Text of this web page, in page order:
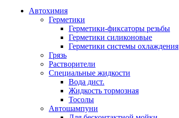
Автохимия
Герметики
Герметики-фиксаторы резьбы
Герметики силиконовые
Герметики системы охлаждения
Грязь
Растворители
Специальные жидкости
Вода дист.
Жидкость тормозная
Тосолы
Автошампуни